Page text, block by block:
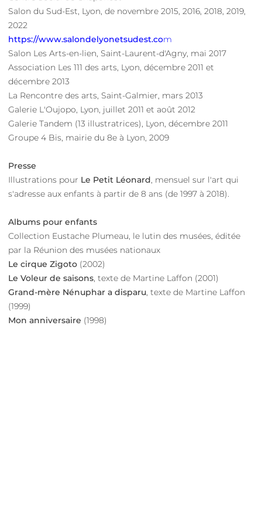
Salon du Sud-Est, Lyon, de novembre 2015, 2016, 2018, 2019,
2022
https://www.salondelyonetsudest.com
Salon Les Arts-en-lien, Saint-Laurent-d'Agny, mai 2017
Association Les 111 des arts, Lyon, décembre 2011 et
décembre 2013
La Rencontre des arts, Saint-Galmier, mars 2013
Galerie L'Oujopo, Lyon, juillet 2011 et août 2012
Galerie Tandem (13 illustratrices), Lyon, décembre 2011
Groupe 4 Bis, mairie du 8e à Lyon, 2009
Presse
Illustrations pour Le Petit Léonard, mensuel sur l'art qui
s'adresse aux enfants à partir de 8 ans (de 1997 à 2018).
Albums pour enfants
Collection Eustache Plumeau, le lutin des musées, éditée
par la Réunion des musées nationaux
Le cirque Zigoto (2002)
Le Voleur de saisons, texte de Martine Laffon (2001)
Grand-mère Nénuphar a disparu, texte de Martine Laffon
(1999)
Mon anniversaire (1998)